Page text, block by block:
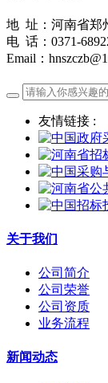
地 址：河南省郑
电 话：0371-
Email：
友情链接 :
关于我们
公司简介
公司荣誉
公司资质
业务流程
新闻动态